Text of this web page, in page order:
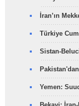
İran’ın
Türkiye
Sistan-
Yemen: